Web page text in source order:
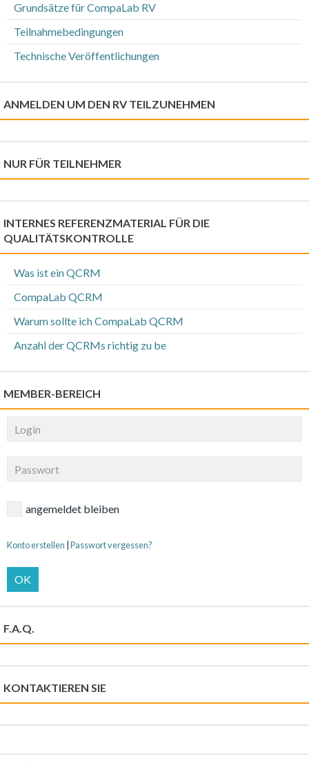
Grundsätze für CompaLab RV
Teilnahmebedingungen
Technische Veröffentlichungen
ANMELDEN UM DEN RV TEILZUNEHMEN
NUR FÜR TEILNEHMER
INTERNES REFERENZMATERIAL FÜR DIE
QUALITÄTSKONTROLLE
Was ist ein QCRM
CompaLab QCRM
Warum sollte ich CompaLab QCRM
Anzahl der QCRMs richtig zu be
MEMBER-BEREICH
angemeldet bleiben
Konto erstellen Passwort vergessen?
OK
F.A.Q.
KONTAKTIEREN SIE